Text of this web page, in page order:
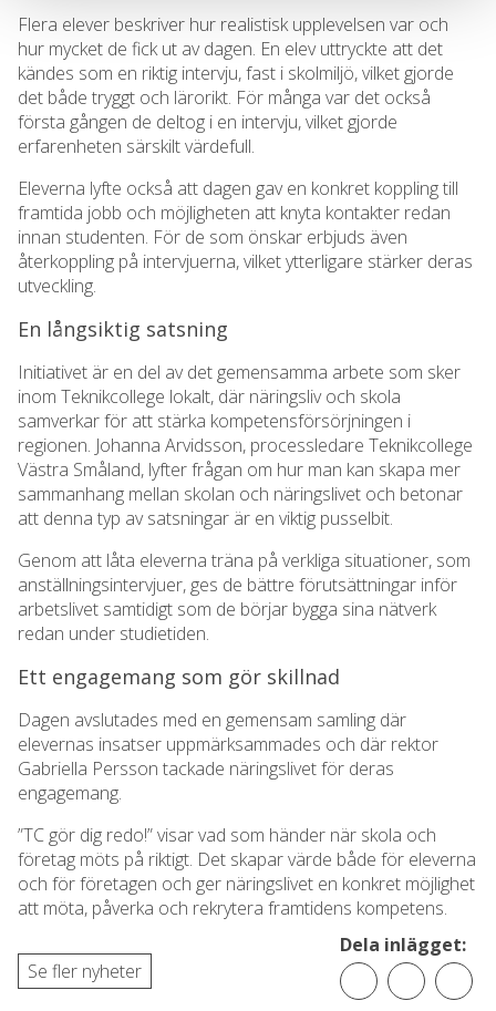
Flera elever beskriver hur realistisk upplevelsen var och
hur mycket de fick ut av dagen. En elev uttryckte att det
kändes som en riktig intervju, fast i skolmiljö, vilket gjorde
det både tryggt och lärorikt. För många var det också
första gången de deltog i en intervju, vilket gjorde
erfarenheten särskilt värdefull.
Eleverna lyfte också att dagen gav en konkret koppling till
framtida jobb och möjligheten att knyta kontakter redan
innan studenten. För de som önskar erbjuds även
återkoppling på intervjuerna, vilket ytterligare stärker deras
utveckling.
En långsiktig satsning
Initiativet är en del av det gemensamma arbete som sker
inom Teknikcollege lokalt, där näringsliv och skola
samverkar för att stärka kompetensförsörjningen i
regionen. Johanna Arvidsson, processledare Teknikcollege
Västra Småland, lyfter frågan om hur man kan skapa mer
sammanhang mellan skolan och näringslivet och betonar
att denna typ av satsningar är en viktig pusselbit.
Genom att låta eleverna träna på verkliga situationer, som
anställningsintervjuer, ges de bättre förutsättningar inför
arbetslivet samtidigt som de börjar bygga sina nätverk
redan under studietiden.
Ett engagemang som gör skillnad
Dagen avslutades med en gemensam samling där
elevernas insatser uppmärksammades och där rektor
Gabriella Persson tackade näringslivet för deras
engagemang.
”TC gör dig redo!” visar vad som händer när skola och
företag möts på riktigt. Det skapar värde både för eleverna
och för företagen och ger näringslivet en konkret möjlighet
att möta, påverka och rekrytera framtidens kompetens.
Se fler nyheter
Dela inlägget: